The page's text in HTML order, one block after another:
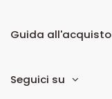
Guida all'acquisto
Seguici su